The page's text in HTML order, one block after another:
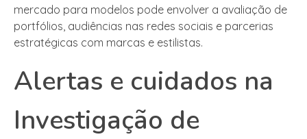
mercado para modelos pode envolver a avaliação de
portfólios, audiências nas redes sociais e parcerias
estratégicas com marcas e estilistas.
Alertas e cuidados na
Investigação de